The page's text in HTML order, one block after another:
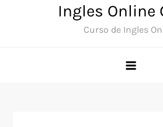
Ingles Online
Curso de Ingles